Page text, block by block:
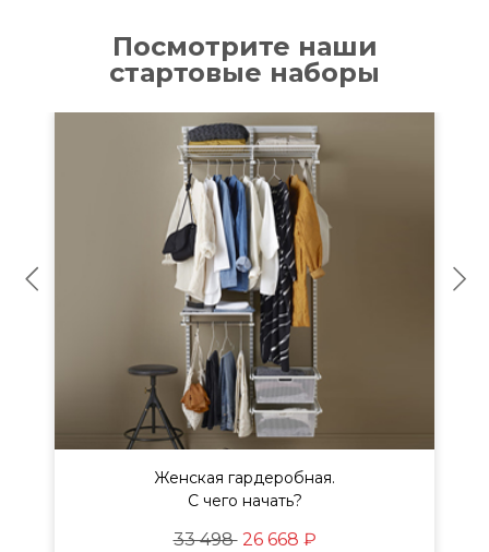
Посмотрите наши
стартовые наборы
Женская гардеробная.
С чего начать?
33 498 26 668 ₽